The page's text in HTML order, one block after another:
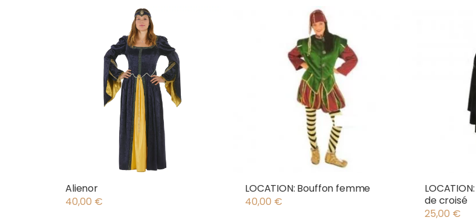
Alienor
40,00 €
LOCATION: Bouffon femme
40,00 €
de croisé
25,00 €